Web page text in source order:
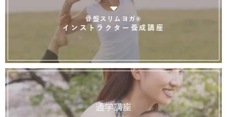
骨盤スリムヨガ®
インストラクター養成講座
通学講座